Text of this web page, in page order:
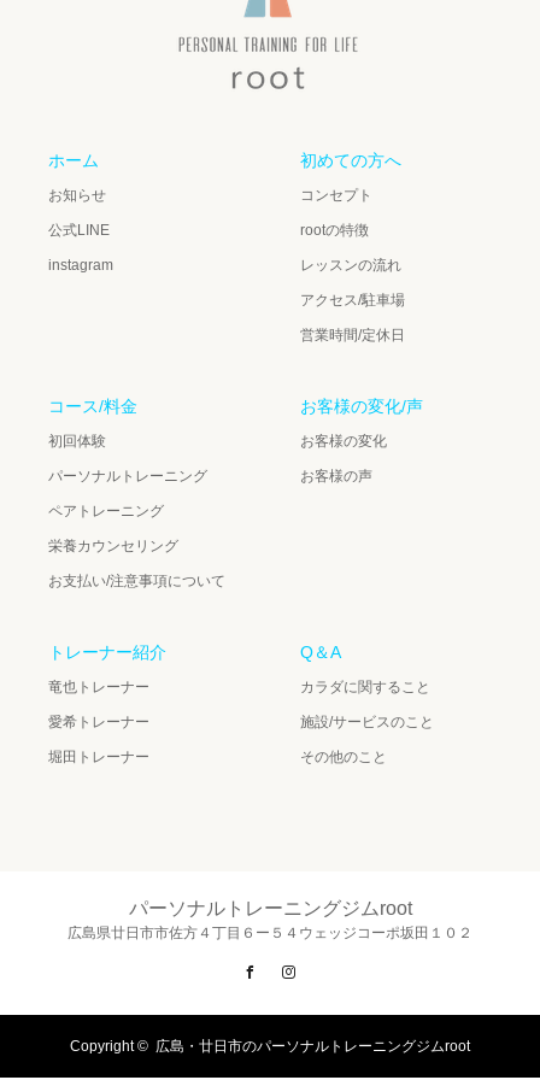
ホーム
お知らせ
公式LINE
instagram
初めての方へ
コンセプト
rootの特徴
レッスンの流れ
アクセス/駐車場
営業時間/定休日
コース/料金
初回体験
パーソナルトレーニング
ペアトレーニング
栄養カウンセリング
お支払い/注意事項について
お客様の変化/声
お客様の変化
お客様の声
トレーナー紹介
竜也トレーナー
愛希トレーナー
堀田トレーナー
Q＆A
カラダに関すること
施設/サービスのこと
その他のこと
パーソナルトレーニングジムroot
広島県廿日市市佐方４丁目６ー５４ウェッジコーポ坂田１０２
Facebook
Copyright © 広島・廿日市のパーソナルトレーニングジムroot